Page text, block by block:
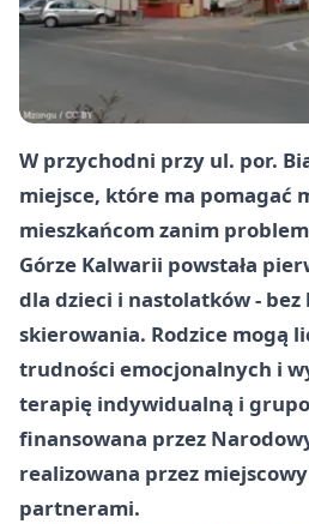
W przychodni przy ul. por.
miejsce, które ma pomagać
mieszkańcom zanim
Górze Kalwarii powstała
dla dzieci i nastolatków - bez
skierowania. Rodzice mogą
trudności emocjonalnych i
terapię indywidualną i
finansowana przez
realizowana przez
partnerami.